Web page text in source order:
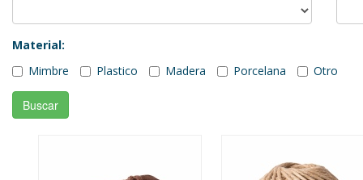
Material:
Mimbre
Plastico Madera Porcelana Otro
Buscar